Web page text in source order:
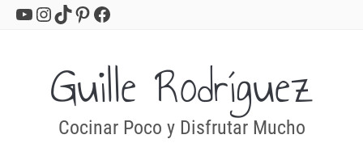
YouTube
Instagram
TikTok
Pinterest
Facebook
Guille Rodríguez
Cocinar Poco y Disfrutar Mucho